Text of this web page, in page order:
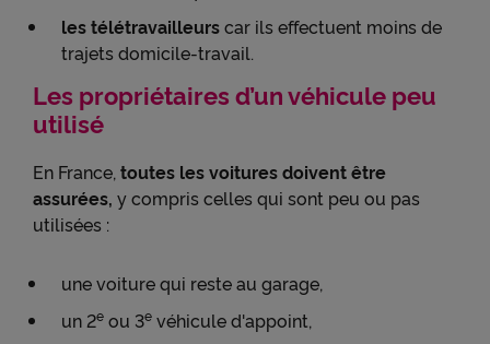
les télétravailleurscar ils effectuent moins de
trajets domicile-travail.
Les propriétaires d’un véhicule peu
utilisé
En France, toutes les voitures doivent être
assurées, y compris celles qui sont peu ou pas
utilisées :
une voiture qui reste au garage,
un 2e ou 3e véhicule d'appoint,